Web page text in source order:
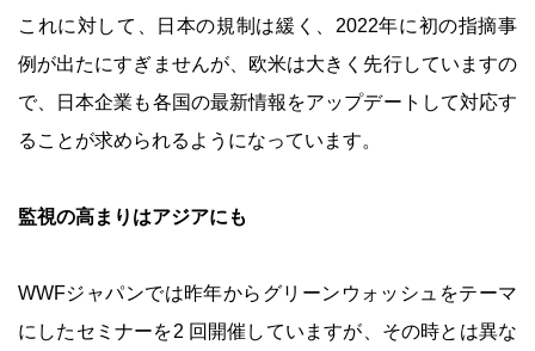
これに対して、日本の規制は緩く、2022年に初の指摘事
例が出たにすぎませんが、欧米は大きく先行していますの
で、日本企業も各国の最新情報をアップデートして対応す
ることが求められるようになっています。
監視の高まりはアジアにも
WWFジャパンでは昨年からグリーンウォッシュをテーマ
にしたセミナーを2 回開催していますが、その時とは異な